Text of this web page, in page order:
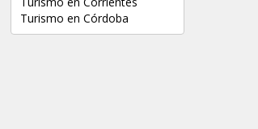
Turismo en Córdoba